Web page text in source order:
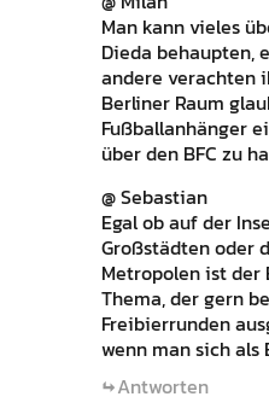
Man kann vieles
Dieda behaupten,
andere verachten
Berliner Raum
Fußballanhänger
über den BFC zu
@ Sebastian
Egal ob auf der
Großstädten oder
Metropolen ist der
Thema, der gern
Freibierrunden
wenn man sich als
Antworten